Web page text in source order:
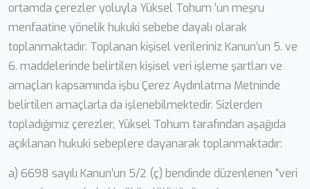
ortamda çerezler yoluyla Yüksel Tohum ’un meşru
menfaatine yönelik hukuki sebebe dayalı olarak
toplanmaktadır. Toplanan kişisel verileriniz Kanun’un 5. ve
6. maddelerinde belirtilen kişisel veri işleme şartları ve
amaçları kapsamında işbu Çerez Aydınlatma Metninde
belirtilen amaçlarla da işlenebilmektedir. Sizlerden
topladığımız çerezler, Yüksel Tohum tarafından aşağıda
açıklanan hukuki sebeplere dayanarak toplanmaktadır:
a) 6698 sayılı Kanun’un 5/2 (ç) bendinde düzenlenen “veri